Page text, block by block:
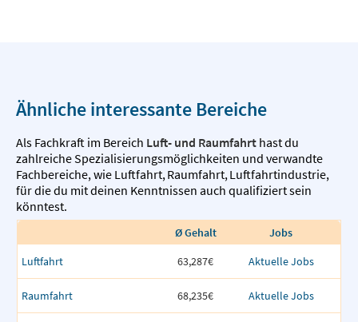
Ähnliche interessante Bereiche
Als Fachkraft im Bereich Luft- und Raumfahrt hast du
zahlreiche Spezialisierungsmöglichkeiten und verwandte
Fachbereiche, wie Luftfahrt,Raumfahrt,Luftfahrtindustrie,
für die du mit deinen Kenntnissen auch qualifiziert sein
könntest.
Ø Gehalt
Jobs
Luftfahrt
63,287€ Aktuelle Jobs
Raumfahrt 68,235€ Aktuelle Jobs